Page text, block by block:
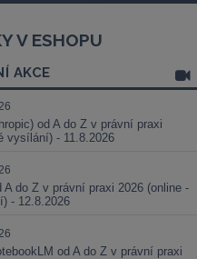
V ESHOPU
AKCE
od A do Z v právní praxi
vysílání) - 11.8.2026
A do Z v právní praxi 2026 (online -
- 12.8.2026
od A do Z v právní praxi